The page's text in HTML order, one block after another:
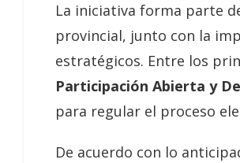
La iniciativa forma parte
provincial, junto con la
estratégicos. Entre los
Participación Abierta y
para regular el proceso
De acuerdo con lo